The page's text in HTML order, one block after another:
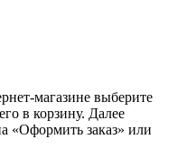
магазине выберите
в корзину. Далее
«Оформить заказ» или